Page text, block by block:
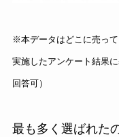
※本データはどこに売っ
実施したアンケート結果
回答可）
最も多く選ばれた